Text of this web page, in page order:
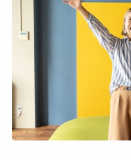
広告掲載について
インフォマティブデータポリシ